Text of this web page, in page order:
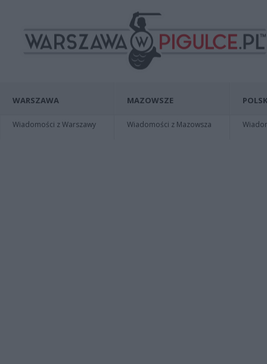
WARSZAWA
Wiadomości z Warszawy
MAZOWSZE
Wiadomości z Mazowsza